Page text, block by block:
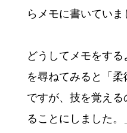
らメモに書いていま
どうしてメモをす
を尋ねてみると「
ですが、技を覚え
ることにしました